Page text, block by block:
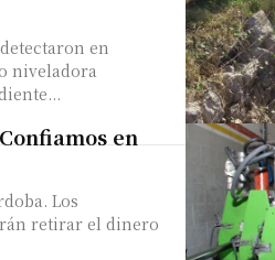
en
niveladora
en
Los
retirar el dinero